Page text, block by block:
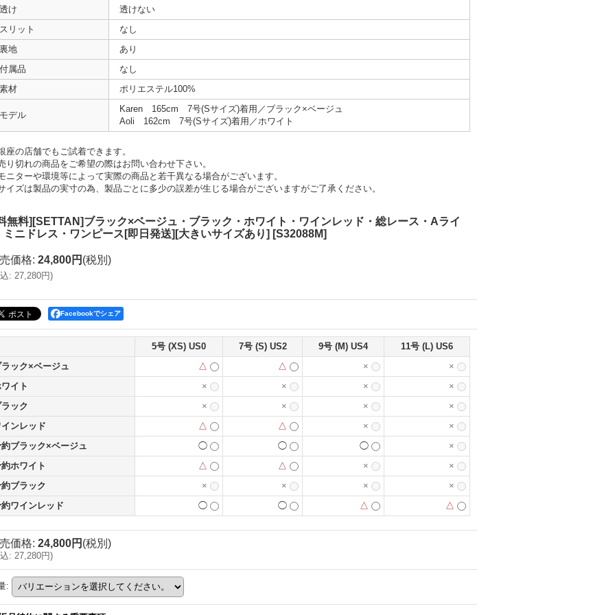
透け
透けない
スリット
なし
裏地
あり
付属品
なし
素材
ポリエステル100%
モデル
Karen 165cm 7号(Sサイズ)着用／ブラック×ベージュ
Aoli 162cm 7号(Sサイズ)着用／ホワイト
座の店舗でもご試着できます。
り切れの商品をご希望の際はお問い合わせ下さい。
ニターや環境等によって実際の商品と若干異なる場合がございます。
イズは製品の実寸の為、製品ごとに多少の誤差が生じる場合がございますがご了承ください。
無料][SETTAN]ブラック×ベージュ・ブラック・ホワイト・ワインレッド・総レース・Aライ
ミニドレス・ワンピース[即日発送][大きいサイズあり] [S32088M]
価格: 24,800円 (税別)
: 27,280円)
Facebookでシェア
5号 (XS) US0 7号 (S) US2 9号 (M) US4
11号 (L) US6
ラック×ベージュ
△ △ ×
×
イト
× × ×
×
ラック
× × ×
×
インレッド
△ △ ×
×
ブラック×ベージュ
◯ ◯ ◯
×
ホワイト
△ △ ×
×
ブラック
× × ×
×
ワインレッド
◯ ◯ △ △
価格: 24,800円 (税別)
: 27,280円)
: